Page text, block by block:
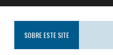
SOBRE ESTE SITE